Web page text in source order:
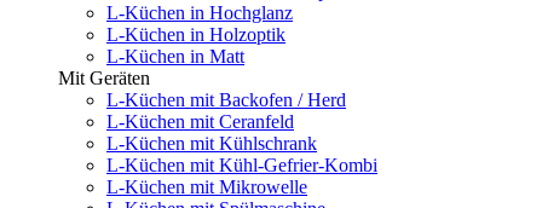
L-Küchen in Hochglanz
L-Küchen in Holzoptik
L-Küchen in Matt
Mit Geräten
L-Küchen mit Backofen / Herd
L-Küchen mit Ceranfeld
L-Küchen mit Kühlschrank
L-Küchen mit Kühl-Gefrier-Kombi
L-Küchen mit Mikrowelle